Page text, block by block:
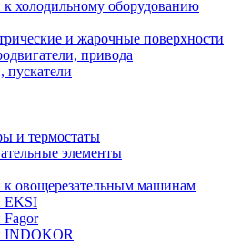
к холодильному оборудованию
и жарочные поверхности
привода
пускатели
и термостаты
элементы
к овощерезательным машинам
EKSI
Fagor
INDOKOR